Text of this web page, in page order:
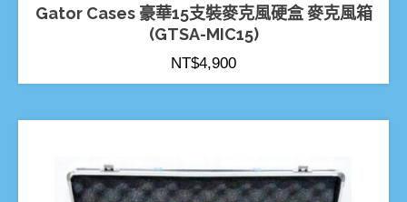
Gator Cases 豪華15支裝麥克風硬盒 麥克風箱
(GTSA-MIC15)
NT$4,900